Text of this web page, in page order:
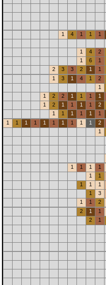
1 4 1 1 1
1 4
2
1
6
1
2
3 3 2 1
1
1
3 1 4 1
2
1
1
2 2 1 1 1
1
1
2 1 1 1 1
2
1
1 1 1 1
1
1
1 1 1 1 1 1 1 1 1
2
1
1 1 1
1
1
1
1
1
1
1
3
1
1
2
2
1
1
2
1